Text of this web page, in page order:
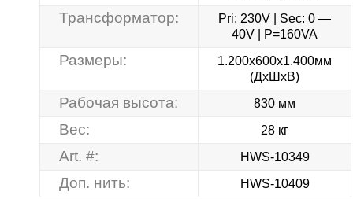
Трансформатор:
Pri: 230V | Sec: 0 —
40V | P=160VA
Размеры:
1.200x600x1.400мм
(ДxШxВ)
Рабочая высота: 830 мм
Вес: 28 кг
Art. #: HWS-10349
Доп. нить: HWS-10409